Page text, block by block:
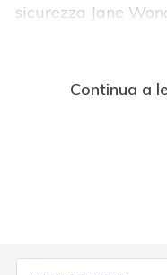
sicurezza Jane
Continua a